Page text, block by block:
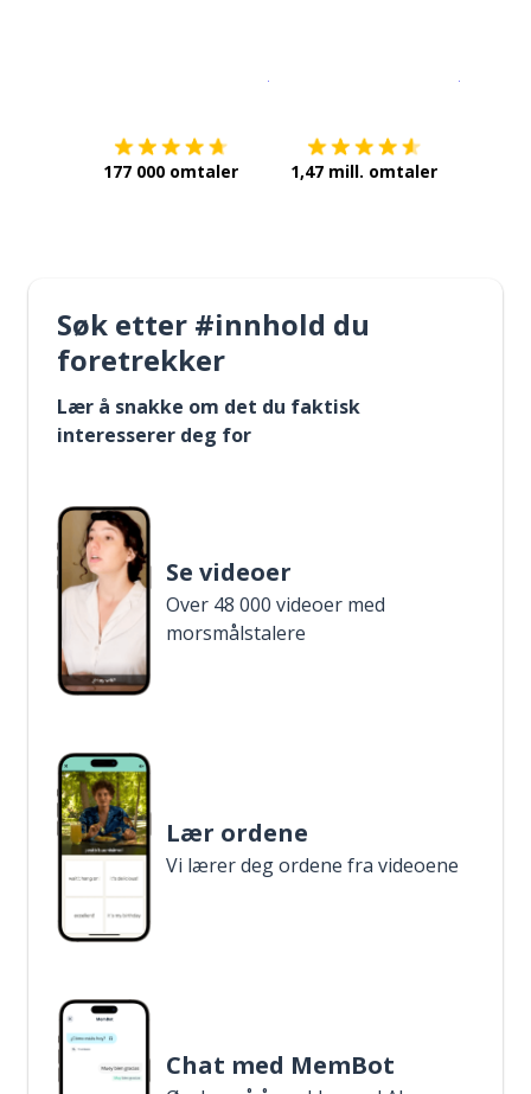
177 000 omtaler 1,47 mill. omtaler
Søk etter #innhold du
foretrekker
Lær å snakke om det du faktisk
interesserer deg for
Se videoer
Over 48 000 videoer med
morsmålstalere
Lær ordene
Vi lærer deg ordene fra videoene
Chat med MemBot